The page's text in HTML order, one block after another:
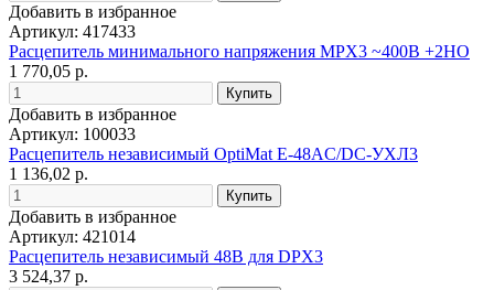
Добавить в избранное
Артикул: 417433
Расцепитель минимального напряжения MPX3 ~400В +2НО
1 770,05 р.
Добавить в избранное
Артикул: 100033
Расцепитель независимый OptiMat E-48AC/DC-УХЛ3
1 136,02 р.
Добавить в избранное
Артикул: 421014
Расцепитель независимый 48В для DPX3
3 524,37 р.